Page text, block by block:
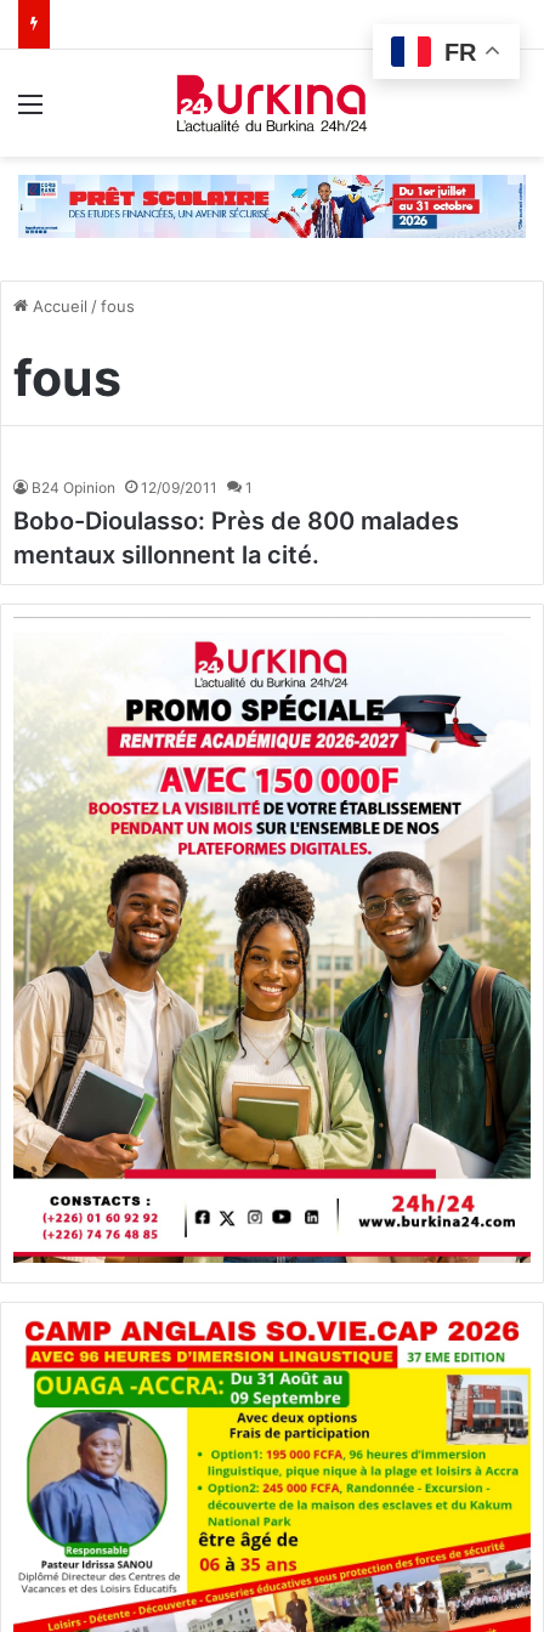
Accueil /fous
fous
B24 Opinion 12/09/2011 1
Bobo-Dioulasso: Près de 800 malades
mentaux sillonnent la cité.
FR